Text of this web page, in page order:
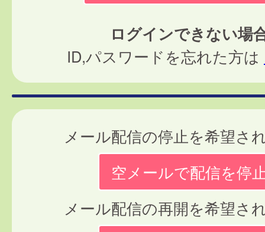
ログインできない場
ID,パスワードを忘れた方は
メール配信の停止を希望さ
空メールで配信を停
メール配信の再開を希望さ